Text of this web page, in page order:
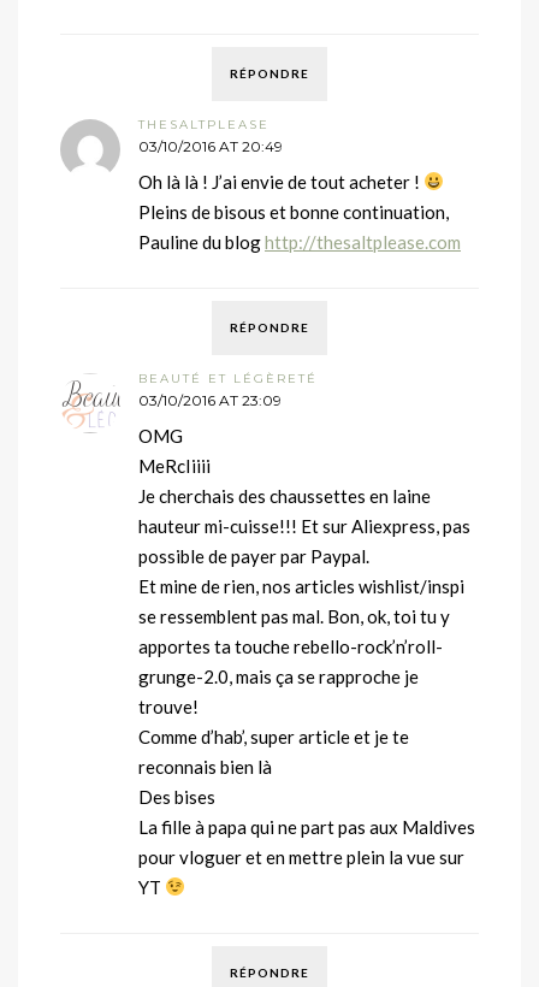
RÉPONDRE
THESALTPLEASE
03/10/2016 AT 20:49
Oh là là ! J’ai envie de tout acheter !
Pleins de bisous et bonne continuation,
Pauline du bloghttp://thesaltplease.com
RÉPONDRE
BEAUTÉ ET LÉGÈRETÉ
03/10/2016 AT 23:09
OMG
MeRcIiiii
Je cherchais des chaussettes en laine
hauteur mi-cuisse!!! Et sur Aliexpress, pas
possible de payer par Paypal.
Et mine de rien, nos articles wishlist/inspi
se ressemblent pas mal. Bon, ok, toi tu y
apportes ta touche rebello-rock’n’roll-
grunge-2.0, mais ça se rapproche je
trouve!
Comme d’hab’, super article et je te
reconnais bien là
Des bises
La fille à papa qui ne part pas aux Maldives
pour vloguer et en mettre plein la vue sur
YT
RÉPONDRE